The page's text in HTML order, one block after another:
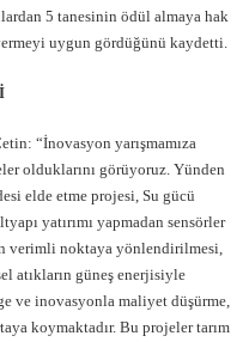
5 tanesinin ödül almaya hak
uygun gördüğünü kaydetti.
“İnovasyon yarışmamıza
olduklarını görüyoruz. Yünden
elde etme projesi, Su gücü
yatırımı yapmadan sensörler
verimli noktaya yönlendirilmesi,
atıkların güneş enerjisiyle
ve inovasyonla maliyet düşürme,
koymaktadır. Bu projeler tarım